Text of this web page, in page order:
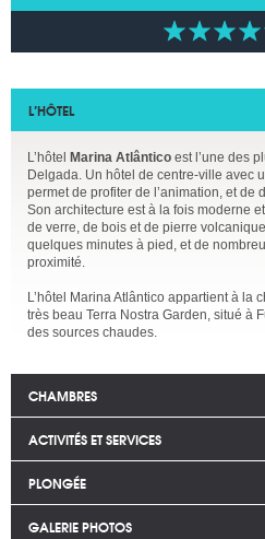
L’HÔTEL
L’hôtel Marina Atlântico est l’une des
Delgada. Un hôtel de centre-ville avec
permet de profiter de l’animation, et de
Son architecture est à la fois moderne
de verre, de bois et de pierre
quelques minutes à pied, et de
proximité.
L’hôtel Marina Atlântico appartient à la
très beau Terra Nostra Garden, situé à
des sources chaudes.
CHAMBRES
ACTIVITÉS ET SERVICES
PLONGÉE
GALERIE PHOTOS